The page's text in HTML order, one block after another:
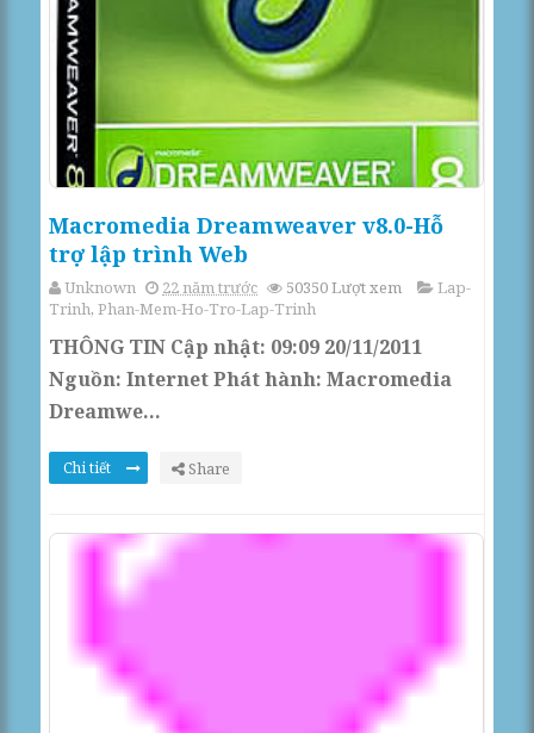
Macromedia Dreamweaver v8.0-Hỗ
trợ lập trình Web
Unknown 22 năm trước 50350Lượt xem
Lap-
Trinh,Phan-Mem-Ho-Tro-Lap-Trinh
THÔNG TIN Cập nhật: 09:09 20/11/2011
Nguồn: Internet Phát hành: Macromedia
Dreamwe...
Chi tiết Share